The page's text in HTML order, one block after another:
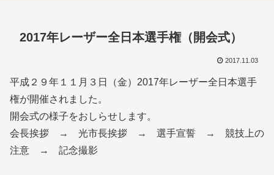
2017年レーザー全日本選手権（開会式）
2017.11.03
平成２９年１１月３日（金）2017年レーザー全日本選手
権が開催されました。
開会式の様子をおしらせします。
会長挨拶 → 光市長挨拶 → 選手宣誓 → 競技上の
注意 → 記念撮影